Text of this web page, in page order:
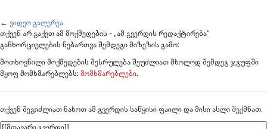
← ვიდეო გალერეა
თქვენ არ გაქვთ ამ მოქმედების - „ამ გვერდის რედაქტირება“
განხორციელების ნებართვა შემდეგი მიზეზის გამო:
მოთხოვნილი მოქმედების შესრულება შეუძლიათ მხოლოდ შემდეგ ჯგუფში
მყოფ მომხმარებლებს: მომხმარებლები.
თქვენ შეგიძლიათ ნახოთ ამ გვერდის საწყისი ფაილი და მისი ასლი შექმნათ.